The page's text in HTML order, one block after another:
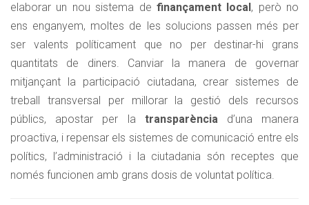
elaborar un nou sistema de finançament local, però no
ens enganyem, moltes de les solucions passen més per
ser valents políticament que no per destinar-hi grans
quantitats de diners. Canviar la manera de governar
mitjançant la participació ciutadana, crear sistemes de
treball transversal per millorar la gestió dels recursos
públics, apostar per la transparènciad’una manera
proactiva, i repensar els sistemes de comunicació entre els
polítics, l’administració i la ciutadania són receptes que
només funcionen amb grans dosis de voluntat política.